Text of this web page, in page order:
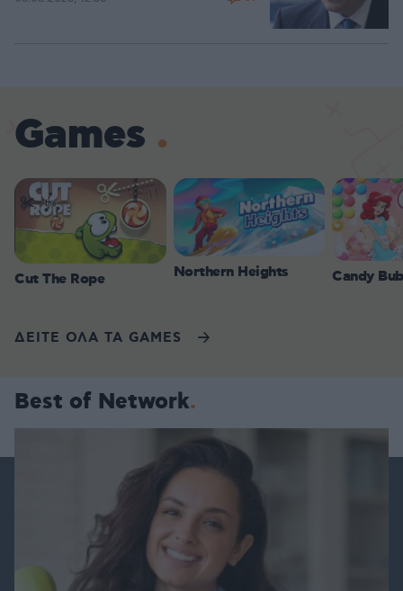
Games
Cut The Rope Northern Heights Candy
ΔΕΙΤΕ ΟΛΑ ΤΑ GAMES
Best of Network